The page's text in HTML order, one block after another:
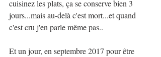
cuisinez les plats, ça se conserve bien 3
jours...mais au-delà c'est mort...et quand
c'est cru j'en parle même pas..
Et un jour, en septembre 2017 pour être